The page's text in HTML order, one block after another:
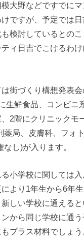
大野などですでに
ですが、予定では
検討しているとの
ィ日吉でこけるわ
街づくり構想発表
生鮮食品、コンビニ
2階にクリニックモ
薬局、皮膚科、フォ
し)が入ります。
小学校に関しては
より1年生から6年
しい学校に通える
から同じ学校に通
プラス材料でしょう